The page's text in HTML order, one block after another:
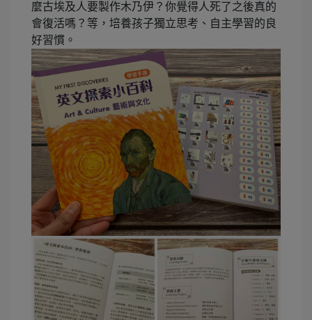
麼古埃及人要製作木乃伊？你覺得人死了之後真的
會復活嗎？等，培養孩子獨立思考、自主學習的良
好習慣。